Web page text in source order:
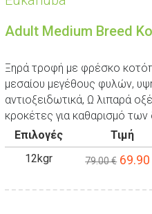
Adult Medium Breed
Ξηρά τροφή με φρέσκο
μεσαίου μεγέθους φυλών,
αντιοξειδωτικά, Ω λιπαρά
κροκέτες για καθαρισμό των
Επιλογές
Τιμή
12kgr
79.00 €